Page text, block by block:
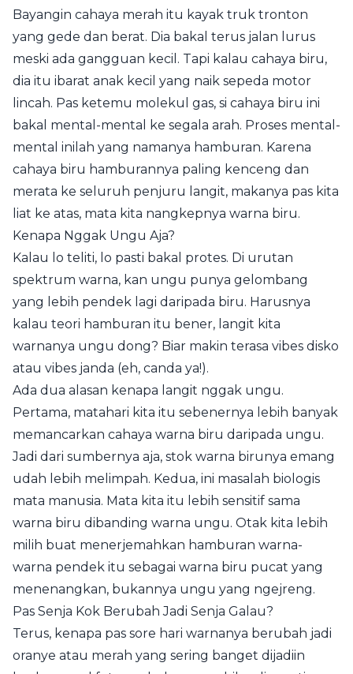
Bayangin cahaya merah itu kayak truk tronton
yang gede dan berat. Dia bakal terus jalan lurus
meski ada gangguan kecil. Tapi kalau cahaya biru,
dia itu ibarat anak kecil yang naik sepeda motor
lincah. Pas ketemu molekul gas, si cahaya biru ini
bakal mental-mental ke segala arah. Proses mental-
mental inilah yang namanya hamburan. Karena
cahaya biru hamburannya paling kenceng dan
merata ke seluruh penjuru langit, makanya pas kita
liat ke atas, mata kita nangkepnya warna biru.
Kenapa Nggak Ungu Aja?
Kalau lo teliti, lo pasti bakal protes. Di urutan
spektrum warna, kan ungu punya gelombang
yang lebih pendek lagi daripada biru. Harusnya
kalau teori hamburan itu bener, langit kita
warnanya ungu dong? Biar makin terasa vibes disko
atau vibes janda (eh, canda ya!).
Ada dua alasan kenapa langit nggak ungu.
Pertama, matahari kita itu sebenernya lebih banyak
memancarkan cahaya warna biru daripada ungu.
Jadi dari sumbernya aja, stok warna birunya emang
udah lebih melimpah. Kedua, ini masalah biologis
mata manusia. Mata kita itu lebih sensitif sama
warna biru dibanding warna ungu. Otak kita lebih
milih buat menerjemahkan hamburan warna-
warna pendek itu sebagai warna biru pucat yang
menenangkan, bukannya ungu yang ngejreng.
Pas Senja Kok Berubah Jadi Senja Galau?
Terus, kenapa pas sore hari warnanya berubah jadi
oranye atau merah yang sering banget dijadiin